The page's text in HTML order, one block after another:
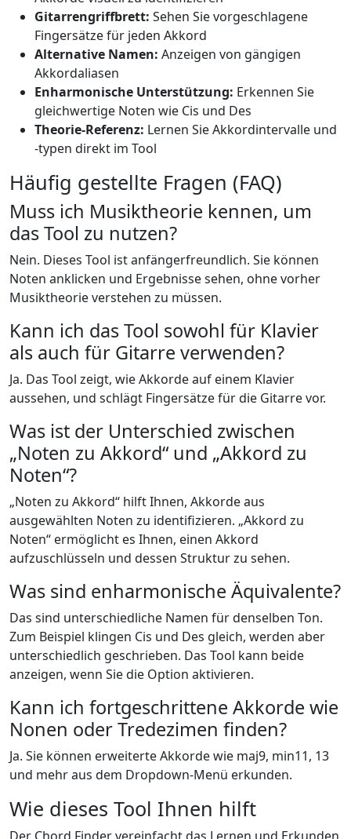
Gitarrengriffbrett: Sehen Sie vorgeschlagene
Fingersätze für jeden Akkord
Alternative Namen: Anzeigen von gängigen
Akkordaliasen
Enharmonische Unterstützung: Erkennen Sie
gleichwertige Noten wie Cis und Des
Theorie-Referenz: Lernen Sie Akkordintervalle und
-typen direkt im Tool
Häufig gestellte Fragen (FAQ)
Muss ich Musiktheorie kennen, um
das Tool zu nutzen?
Nein. Dieses Tool ist anfängerfreundlich. Sie können
Noten anklicken und Ergebnisse sehen, ohne vorher
Musiktheorie verstehen zu müssen.
Kann ich das Tool sowohl für Klavier
als auch für Gitarre verwenden?
Ja. Das Tool zeigt, wie Akkorde auf einem Klavier
aussehen, und schlägt Fingersätze für die Gitarre vor.
Was ist der Unterschied zwischen
„Noten zu Akkord“ und „Akkord zu
Noten“?
„Noten zu Akkord“ hilft Ihnen, Akkorde aus
ausgewählten Noten zu identifizieren. „Akkord zu
Noten“ ermöglicht es Ihnen, einen Akkord
aufzuschlüsseln und dessen Struktur zu sehen.
Was sind enharmonische Äquivalente?
Das sind unterschiedliche Namen für denselben Ton.
Zum Beispiel klingen Cis und Des gleich, werden aber
unterschiedlich geschrieben. Das Tool kann beide
anzeigen, wenn Sie die Option aktivieren.
Kann ich fortgeschrittene Akkorde wie
Nonen oder Tredezimen finden?
Ja. Sie können erweiterte Akkorde wie maj9, min11, 13
und mehr aus dem Dropdown-Menü erkunden.
Wie dieses Tool Ihnen hilft